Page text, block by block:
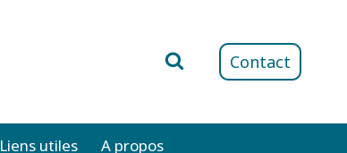
Contact
Liens utiles A propos